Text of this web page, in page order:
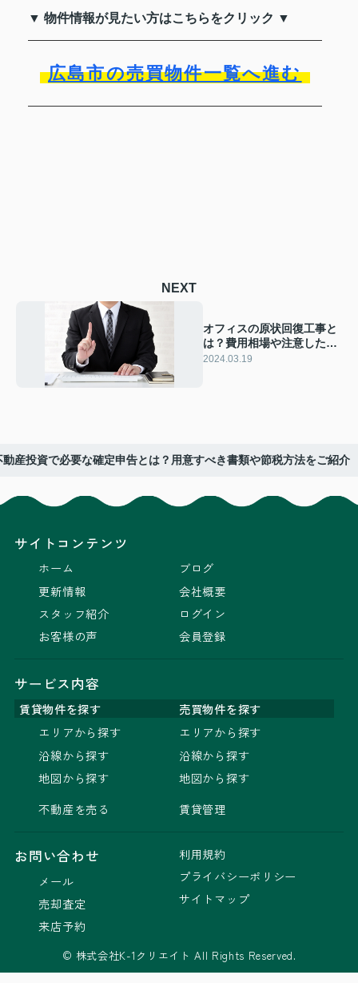
▼ 物件情報が見たい方はこちらをクリック ▼
広島市の売買物件一覧へ進む
NEXT
オフィスの原状回復工事と
は？費用相場や注意したい
ポイントなどをご紹介
2024.03.19
動産投資で必要な確定申告とは？用意すべき書類や節税方法をご紹介
サイトコンテンツ
ホーム
更新情報
スタッフ紹介
お客様の声
ブログ
会社概要
ログイン
会員登録
サービス内容
賃貸物件を探す
売買物件を探す
エリアから探す
沿線から探す
地図から探す
不動産を売る
エリアから探す
沿線から探す
地図から探す
賃貸管理
お問い合わせ
メール
売却査定
来店予約
利用規約
プライバシーポリシー
サイトマップ
© 株式会社K-1クリエイト All Rights Reserved.